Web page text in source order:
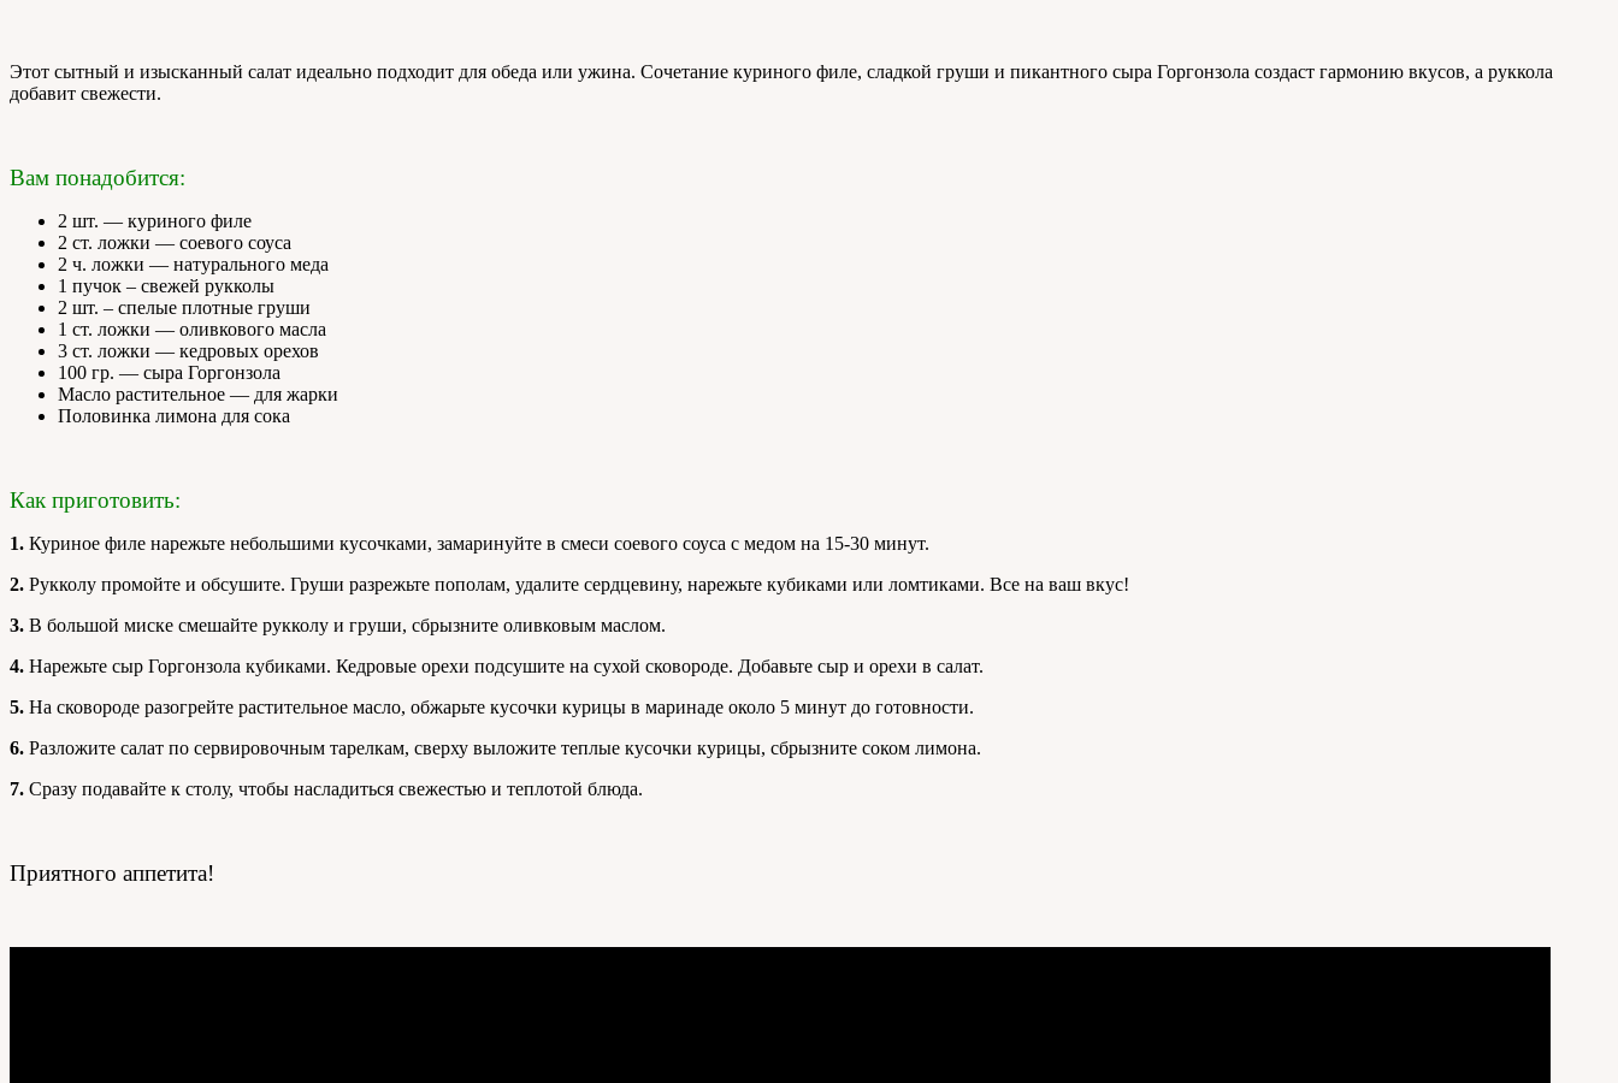
Этот сытный и изысканный салат идеально подходит для обеда или ужина. Сочетание куриного филе, сладкой груши и пикантного сыра Горгонзола создаст гармонию вкусов, а руккола
добавит свежести.
Вам понадобится:
2 шт. — куриного филе
2 ст. ложки — соевого соуса
2 ч. ложки — натурального меда
1 пучок – свежей рукколы
2 шт. – спелые плотные груши
1 ст. ложки — оливкового масла
3 ст. ложки — кедровых орехов
100 гр. — сыра Горгонзола
Масло растительное — для жарки
Половинка лимона для сока
Как приготовить:
1. Куриное филе нарежьте небольшими кусочками, замаринуйте в смеси соевого соуса с медом на 15-30 минут.
2. Рукколу промойте и обсушите. Груши разрежьте пополам, удалите сердцевину, нарежьте кубиками или ломтиками. Все на ваш вкус!
3. В большой миске смешайте рукколу и груши, сбрызните оливковым маслом.
4. Нарежьте сыр Горгонзола кубиками. Кедровые орехи подсушите на сухой сковороде. Добавьте сыр и орехи в салат.
5. На сковороде разогрейте растительное масло, обжарьте кусочки курицы в маринаде около 5 минут до готовности.
6. Разложите салат по сервировочным тарелкам, сверху выложите теплые кусочки курицы, сбрызните соком лимона.
7. Сразу подавайте к столу, чтобы насладиться свежестью и теплотой блюда.
Приятного аппетита!